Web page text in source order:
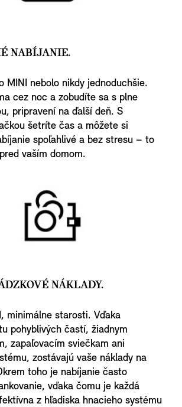
NABÍJANIE.
MINI nebolo nikdy jednoduchšie.
cez noc a zobudíte sa s plne
pripravení na ďalší deň. S
šetríte čas a môžete si
spoľahlivé a bez stresu – to
vaším domom.
NÁKLADY.
minimálne starosti. Vďaka
pohyblivých častí, žiadnym
zapaľovacím sviečkam ani
zostávajú vaše náklady na
toho je nabíjanie často
vďaka čomu je každá
z hľadiska hnacieho systému